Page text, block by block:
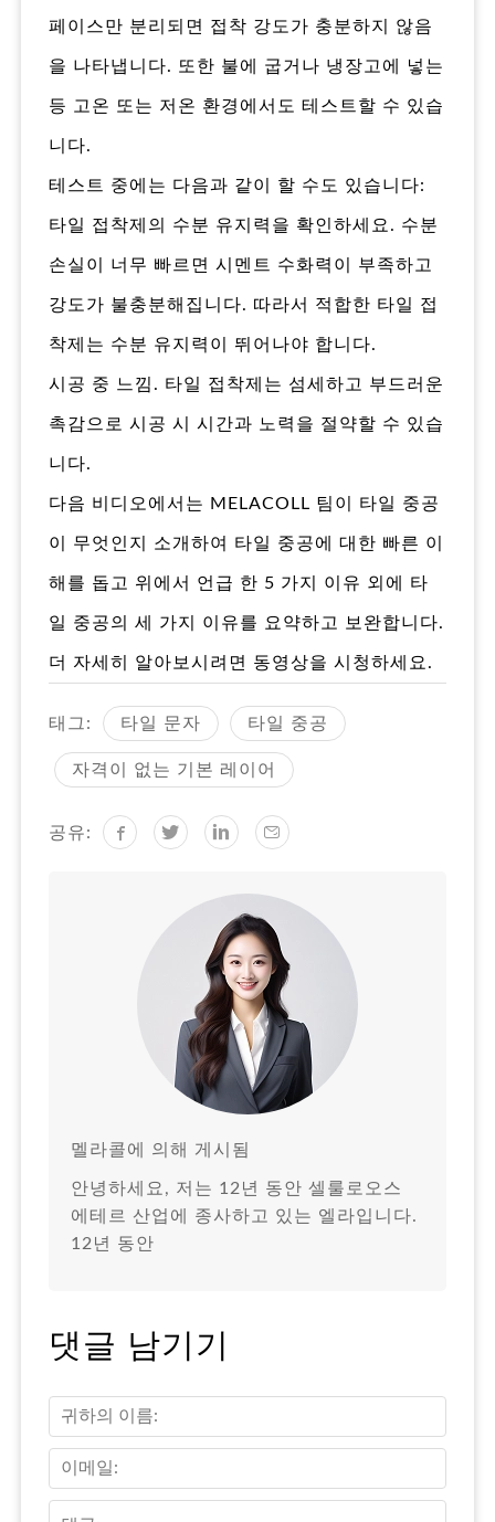
페이스만 분리되면 접착 강도가 충분하지 않음
을 나타냅니다. 또한 불에 굽거나 냉장고에 넣는
등 고온 또는 저온 환경에서도 테스트할 수 있습
니다.
테스트 중에는 다음과 같이 할 수도 있습니다:
타일 접착제의 수분 유지력을 확인하세요. 수분
손실이 너무 빠르면 시멘트 수화력이 부족하고
강도가 불충분해집니다. 따라서 적합한 타일 접
착제는 수분 유지력이 뛰어나야 합니다.
시공 중 느낌. 타일 접착제는 섬세하고 부드러운
촉감으로 시공 시 시간과 노력을 절약할 수 있습
니다.
다음 비디오에서는 MELACOLL 팀이 타일 중공
이 무엇인지 소개하여 타일 중공에 대한 빠른 이
해를 돕고 위에서 언급 한 5 가지 이유 외에 타
일 중공의 세 가지 이유를 요약하고 보완합니다.
더 자세히 알아보시려면 동영상을 시청하세요.
태그: 타일 문자 타일 중공
자격이 없는 기본 레이어
공유:
멜라콜에 의해 게시됨
안녕하세요, 저는 12년 동안 셀룰로오스
에테르 산업에 종사하고 있는 엘라입니다.
12년 동안
댓글 남기기